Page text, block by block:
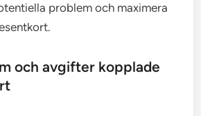
problem och maximera
och avgifter kopplade